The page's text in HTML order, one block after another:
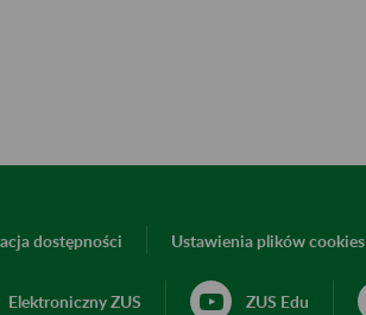
dostępności Ustawienia plików cookies
Elektroniczny ZUS ZUS Edu